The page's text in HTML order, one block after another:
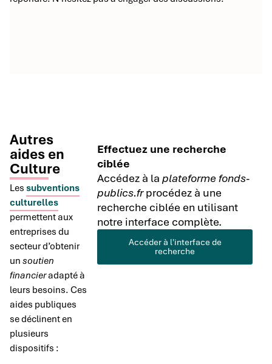
Autres
aides en
Culture
Les subventions
culturelles
permettent aux
entreprises du
secteur d’obtenir
un soutien
financieradapté à
leurs besoins. Ces
aides publiques
se déclinent en
plusieurs
dispositifs :
Effectuez une recherche
ciblée
Accédez à laplateforme fonds-
publics.frprocédez à une
recherche ciblée en utilisant
notre interface complète.
Accéder à l'interface de
recherche